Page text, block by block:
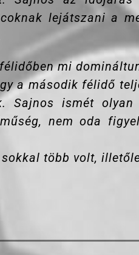
lejátszani a
mi
a második félidő
Sajnos ismét olyan
nem oda
több volt,